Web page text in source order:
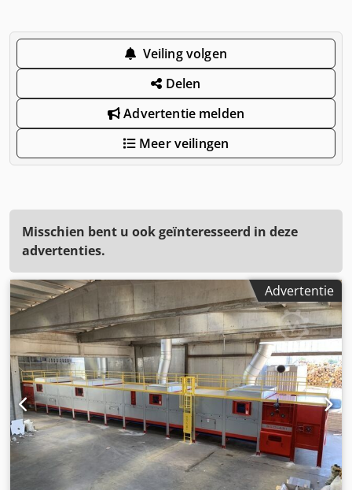
Veiling volgen
Delen
Advertentie melden
Meer veilingen
Misschien bent u ook geïnteresseerd in deze
advertenties.
Advertentie